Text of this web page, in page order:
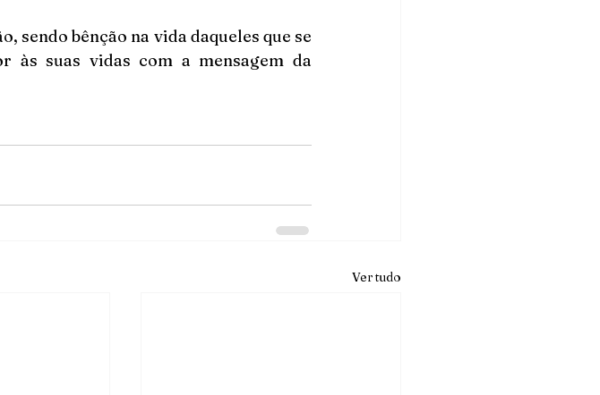
sendo bênção na vida daqueles que se
às suas vidas com a mensagem da
Ver tudo